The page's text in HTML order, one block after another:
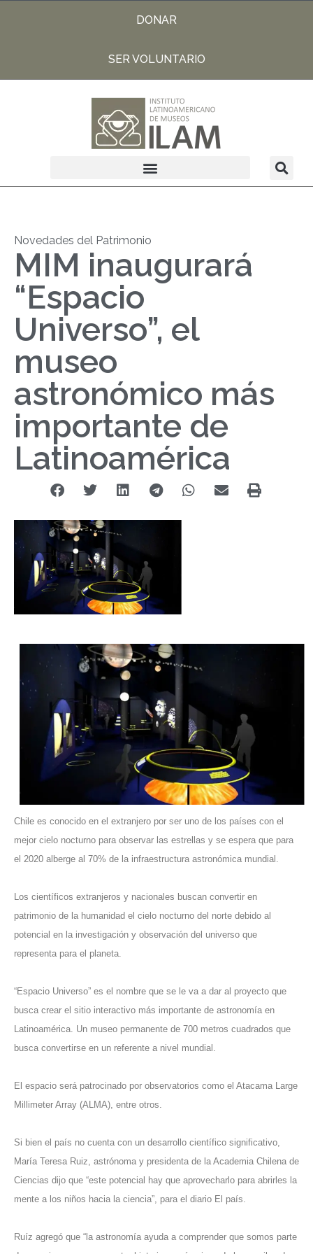
DONAR
SER VOLUNTARIO
Novedades del Patrimonio
MIM inaugurará
“Espacio
Universo”, el
museo
astronómico más
importante de
Latinoamérica
Chile es conocido en el extranjero por ser uno de los países con el
mejor cielo nocturno para observar las estrellas y se espera que para
el 2020 alberge al 70% de la infraestructura astronómica mundial.
Los científicos extranjeros y nacionales buscan convertir en
patrimonio de la humanidad el cielo nocturno del norte debido al
potencial en la investigación y observación del universo que
representa para el planeta.
“Espacio Universo” es el nombre que se le va a dar al proyecto que
busca crear el sitio interactivo más importante de astronomía en
Latinoamérica. Un museo permanente de 700 metros cuadrados que
busca convertirse en un referente a nivel mundial.
El espacio será patrocinado por observatorios como el Atacama Large
Millimeter Array (ALMA), entre otros.
Si bien el país no cuenta con un desarrollo científico significativo,
María Teresa Ruiz, astrónoma y presidenta de la Academia Chilena de
Ciencias dijo que “este potencial hay que aprovecharlo para abrirles la
mente a los niños hacia la ciencia”, para el diario El país.
Ruíz agregó que “la astronomía ayuda a comprender que somos parte